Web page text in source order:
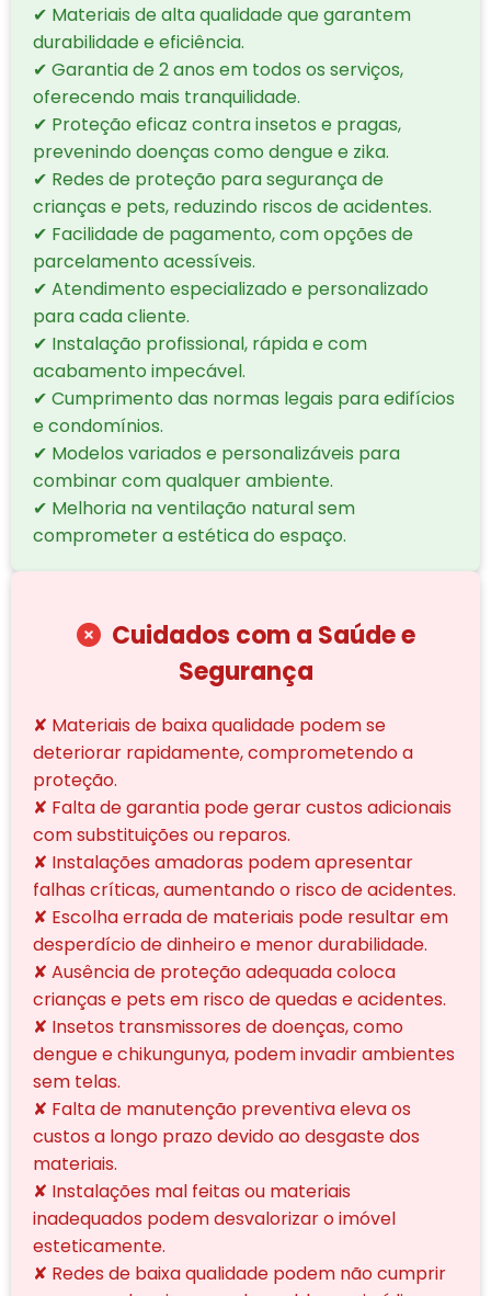
✔ Materiais de alta qualidade que garantem
durabilidade e eficiência.
✔ Garantia de 2 anos em todos os serviços,
oferecendo mais tranquilidade.
✔ Proteção eficaz contra insetos e pragas,
prevenindo doenças como dengue e zika.
✔ Redes de proteção para segurança de
crianças e pets, reduzindo riscos de acidentes.
✔ Facilidade de pagamento, com opções de
parcelamento acessíveis.
✔ Atendimento especializado e personalizado
para cada cliente.
✔ Instalação profissional, rápida e com
acabamento impecável.
✔ Cumprimento das normas legais para edifícios
e condomínios.
✔ Modelos variados e personalizáveis para
combinar com qualquer ambiente.
✔ Melhoria na ventilação natural sem
comprometer a estética do espaço.
Cuidados com a Saúde e
Segurança
✘ Materiais de baixa qualidade podem se
deteriorar rapidamente, comprometendo a
proteção.
✘ Falta de garantia pode gerar custos adicionais
com substituições ou reparos.
✘ Instalações amadoras podem apresentar
falhas críticas, aumentando o risco de acidentes.
✘ Escolha errada de materiais pode resultar em
desperdício de dinheiro e menor durabilidade.
✘ Ausência de proteção adequada coloca
crianças e pets em risco de quedas e acidentes.
✘ Insetos transmissores de doenças, como
dengue e chikungunya, podem invadir ambientes
sem telas.
✘ Falta de manutenção preventiva eleva os
custos a longo prazo devido ao desgaste dos
materiais.
✘ Instalações mal feitas ou materiais
inadequados podem desvalorizar o imóvel
esteticamente.
✘ Redes de baixa qualidade podem não cumprir